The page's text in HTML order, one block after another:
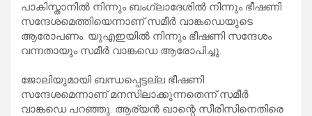
പാകിസ്താനില്‍ നിന്നും ബംഗ്ലാദേശില്‍ നിന്നും ഭീഷണി
സന്ദേശമെത്തിയെന്നാണ് സമീര്‍ വാങ്കഡെയുടെ
ആരോപണം. യുഎഇയില്‍ നിന്നും ഭീഷണി സന്ദേശം
വന്നതായും സമീര്‍ വാങ്കഡെ ആരോപിച്ചു.
ജോലിയുമായി ബന്ധപ്പെട്ടല്ല ഭീഷണി
സന്ദേശമെന്നാണ് മനസിലാക്കുന്നതെന്ന് സമീര്‍
വാങ്കഡെ പറഞ്ഞു. ആര്യന്‍ ഖാന്റെ സീരിസിനെതിരെ